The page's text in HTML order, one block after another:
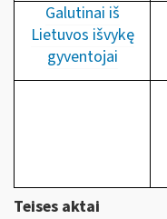
Galutinai iš
Lietuvos išvykę
gyventojai
Teises aktai